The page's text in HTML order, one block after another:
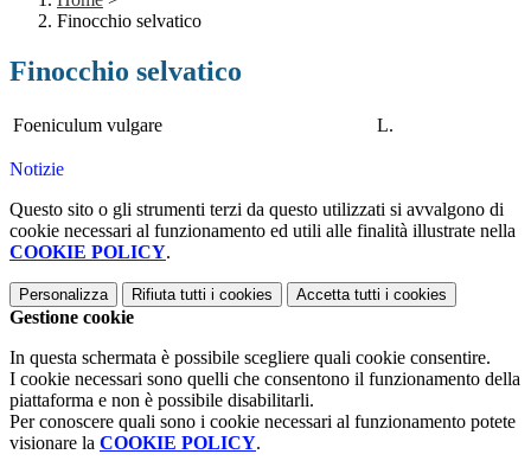
Finocchio selvatico
Finocchio selvatico
Foeniculum vulgare L.
Notizie
Questo sito o gli strumenti terzi da questo utilizzati si avvalgono di
cookie necessari al funzionamento ed utili alle finalità illustrate nella
COOKIE POLICY.
Personalizza Rifiuta tutti i cookies Accetta tutti i cookies
Gestione cookie
In questa schermata è possibile scegliere quali cookie consentire.
I cookie necessari sono quelli che consentono il funzionamento della
piattaforma e non è possibile disabilitarli.
Per conoscere quali sono i cookie necessari al funzionamento potete
visionare la COOKIE POLICY.